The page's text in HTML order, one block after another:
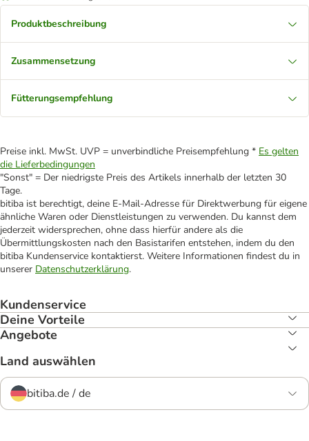
Produktbeschreibung
Zusammensetzung
Fütterungsempfehlung
Preise inkl. MwSt. UVP = unverbindliche Preisempfehlung * Es gelten
die Lieferbedingungen
"Sonst" = Der niedrigste Preis des Artikels innerhalb der letzten 30
Tage.
bitiba ist berechtigt, deine E-Mail-Adresse für Direktwerbung für eigene
ähnliche Waren oder Dienstleistungen zu verwenden. Du kannst dem
jederzeit widersprechen, ohne dass hierfür andere als die
Übermittlungskosten nach den Basistarifen entstehen, indem du den
bitiba Kundenservice kontaktierst. Weitere Informationen findest du in
unserer Datenschutzerklärung.
Kundenservice
Deine Vorteile
Angebote
Land auswählen
bitiba.de / de